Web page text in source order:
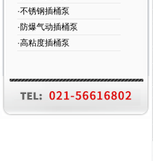
·不锈钢插桶泵
·防爆气动插桶泵
·高粘度插桶泵